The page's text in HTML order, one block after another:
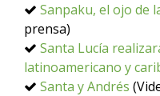
Sanpaku, el ojo de
prensa)
Santa Lucía
latinoamericano y
Santa y Andrés